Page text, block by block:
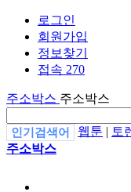
로그인
회원가입
정보찾기
접속 270
주소박스 주소박스
인기검색어 웹툰 | 토
주소박스